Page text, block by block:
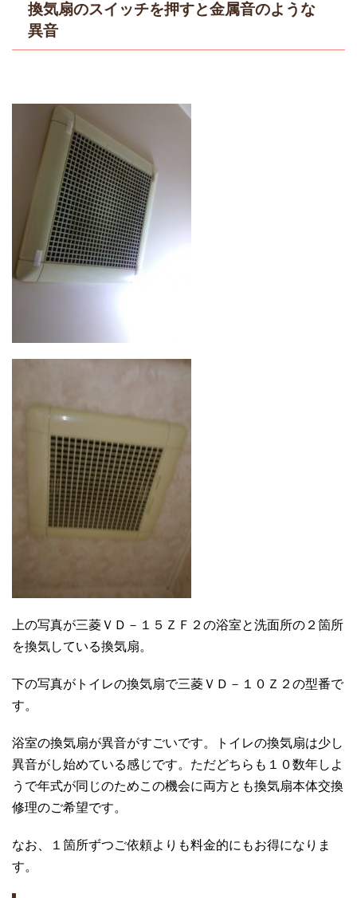
換気扇のスイッチを押すと金属音のような
異音
上の写真が三菱ＶＤ－１５ＺＦ２の浴室と洗面所の２箇所
を換気している換気扇。
下の写真がトイレの換気扇で三菱ＶＤ－１０Ｚ２の型番で
す。
浴室の換気扇が異音がすごいです。トイレの換気扇は少し
異音がし始めている感じです。ただどちらも１０数年しよ
うで年式が同じのためこの機会に両方とも換気扇本体交換
修理のご希望です。
なお、１箇所ずつご依頼よりも料金的にもお得になりま
す。